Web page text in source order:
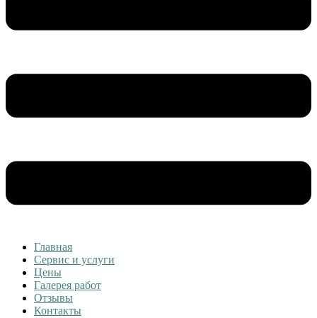
Главная
Сервис и услуги
Цены
Галерея работ
Отзывы
Контакты